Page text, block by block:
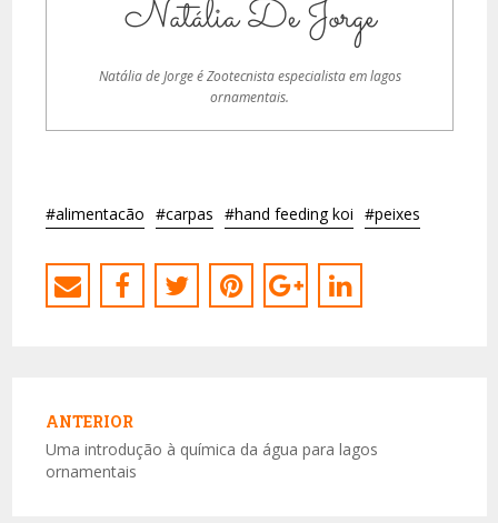
Natália De Jorge
Natália de Jorge é Zootecnista especialista em lagos
ornamentais.
#alimentacão #carpas #hand feeding koi #peixes
de
Post
ANTERIOR
Anterior:
Uma introdução à química da água para lagos
ornamentais